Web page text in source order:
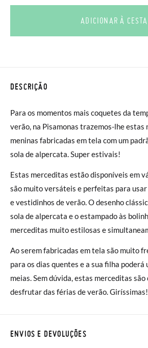
ADICIONAR À CESTA
DESCRIÇÃO
Para os momentos mais coquetes da
verão, na Pisamonas trazemos-lhe estas
meninas fabricadas em tela com um
sola de alpercata. Super estivais!
Estas merceditas estão disponíveis em
são muito versáteis e perfeitas para
e vestidinhos de verão. O desenho
sola de alpercata e o estampado às
merceditas muito estilosas e
Ao serem fabricadas em tela são muito
para os dias quentes e a sua filha poderá
meias. Sem dúvida, estas merceditas
desfrutar das férias de verão. Giríssimas!
ENVIOS E DEVOLUÇÕES